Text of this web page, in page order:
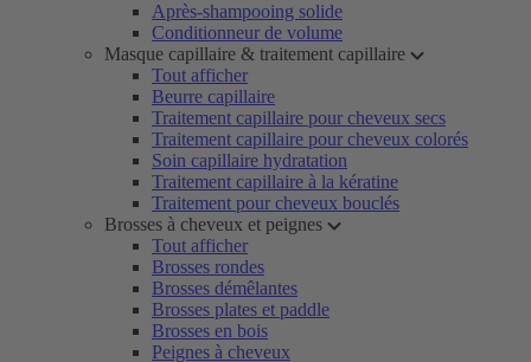
Après-shampooing solide
Conditionneur de volume
Masque capillaire & traitement capillaire
Tout afficher
Beurre capillaire
Traitement capillaire pour cheveux secs
Traitement capillaire pour cheveux colorés
Soin capillaire hydratation
Traitement capillaire à la kératine
Traitement pour cheveux bouclés
Brosses à cheveux et peignes
Tout afficher
Brosses rondes
Brosses démêlantes
Brosses plates et paddle
Brosses en bois
Peignes à cheveux